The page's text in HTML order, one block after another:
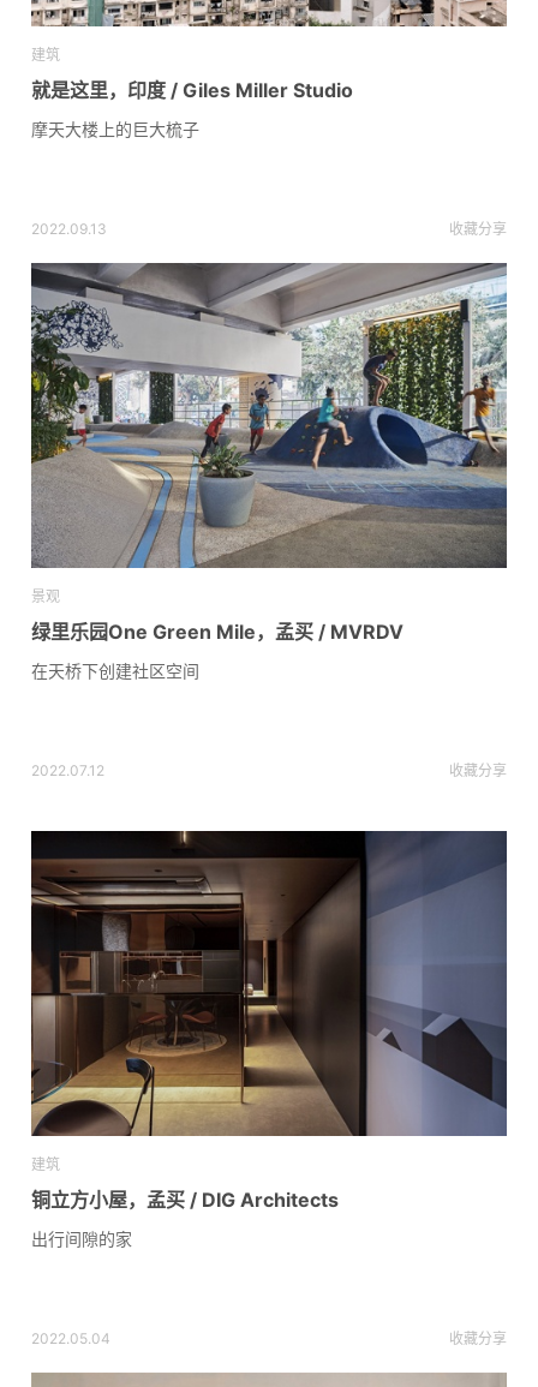
建筑
就是这里，印度 / Giles Miller Studio
摩天大楼上的巨大梳子
2022.09.13 收藏分享
景观
绿⾥乐园One Green Mile，孟买 / MVRDV
在天桥下创建社区空间
2022.07.12 收藏分享
建筑
铜立方小屋，孟买 / DIG Architects
出行间隙的家
2022.05.04 收藏分享